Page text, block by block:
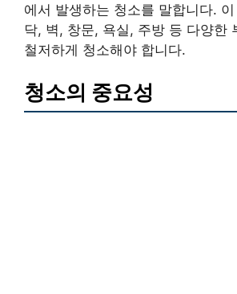
에서 발생하는 청소를 말합니다.
닥, 벽, 창문, 욕실, 주방 등 다양한
철저하게 청소해야 합니다.
청소의 중요성